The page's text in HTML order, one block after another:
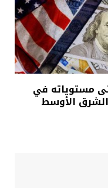
مستوياته في
الأوسط